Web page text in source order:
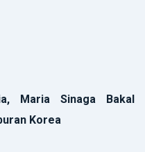
Maria Sinaga Bakal
Korea